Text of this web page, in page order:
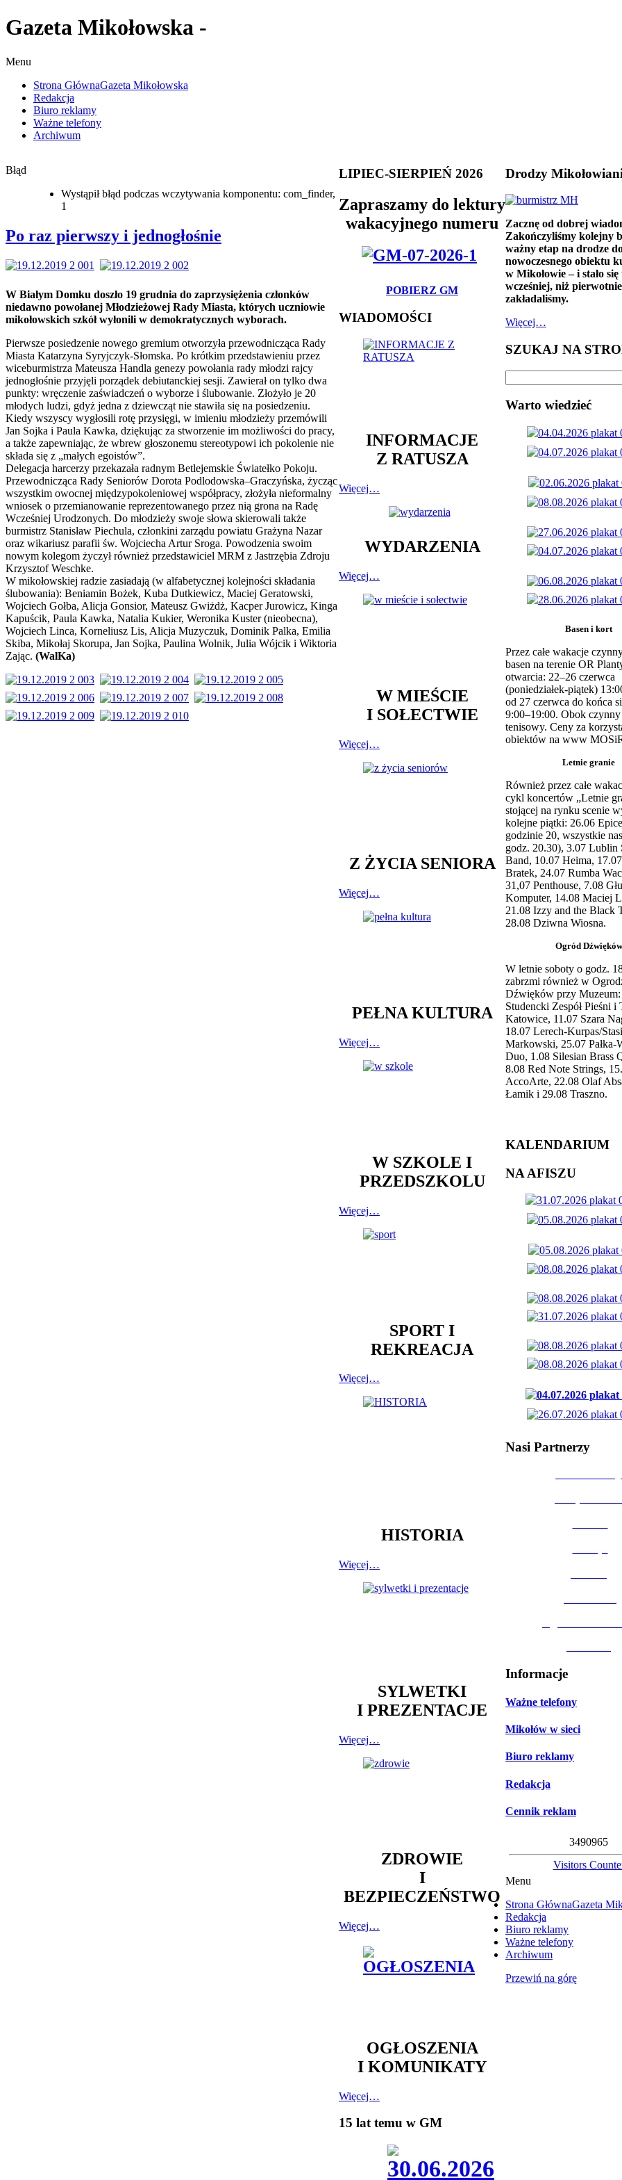
Gazeta Mikołowska -
Menu
Strona GłównaGazeta Mikołowska
Redakcja
Biuro reklamy
Ważne telefony
Archiwum
Błąd
Wystąpił błąd podczas wczytywania komponentu: com_finder,
1
Po raz pierwszy i jednogłośnie
W Białym Domku doszło 19 grudnia do zaprzysiężenia członków
niedawno powołanej Młodzieżowej Rady Miasta, których uczniowie
mikołowskich szkół wyłonili w demokratycznych wyborach.
Pierwsze posiedzenie nowego gremium otworzyła przewodnicząca Rady
Miasta Katarzyna Syryjczyk-Słomska. Po krótkim przedstawieniu przez
wiceburmistrza Mateusza Handla genezy powołania rady młodzi rajcy
jednogłośnie przyjęli porządek debiutanckiej sesji. Zawierał on tylko dwa
punkty: wręczenie zaświadczeń o wyborze i ślubowanie. Złożyło je 20
młodych ludzi, gdyż jedna z dziewcząt nie stawiła się na posiedzeniu.
Kiedy wszyscy wygłosili rotę przysięgi, w imieniu młodzieży przemówili
Jan Sojka i Paula Kawka, dziękując za stworzenie im możliwości do pracy,
a także zapewniając, że wbrew głoszonemu stereotypowi ich pokolenie nie
składa się z „małych egoistów”.
Delegacja harcerzy przekazała radnym Betlejemskie Światełko Pokoju.
Przewodnicząca Rady Seniorów Dorota Podlodowska–Graczyńska, życząc
wszystkim owocnej międzypokoleniowej współpracy, złożyła nieformalny
wniosek o przemianowanie reprezentowanego przez nią grona na Radę
Wcześniej Urodzonych. Do młodzieży swoje słowa skierowali także
burmistrz Stanisław Piechula, członkini zarządu powiatu Grażyna Nazar
oraz wikariusz parafii św. Wojciecha Artur Sroga. Powodzenia swoim
nowym kolegom życzył również przedstawiciel MRM z Jastrzębia Zdroju
Krzysztof Weschke.
W mikołowskiej radzie zasiadają (w alfabetycznej kolejności składania
ślubowania): Beniamin Bożek, Kuba Dutkiewicz, Maciej Geratowski,
Wojciech Gołba, Alicja Gonsior, Mateusz Gwiżdż, Kacper Jurowicz, Kinga
Kapuścik, Paula Kawka, Natalia Kukier, Weronika Kuster (nieobecna),
Wojciech Linca, Korneliusz Lis, Alicja Muzyczuk, Dominik Palka, Emilia
Skiba, Mikołaj Skorupa, Jan Sojka, Paulina Wolnik, Julia Wójcik i Wiktoria
Zając. (WalKa)
LIPIEC-SIERPIEŃ 2026
Zapraszamy do lektury
wakacyjnego numeru
POBIERZ GM
WIADOMOŚCI
INFORMACJE
Z RATUSZA
Więcej…
WYDARZENIA
Więcej…
W MIEŚCIE
I SOŁECTWIE
Więcej…
Z ŻYCIA SENIORA
Więcej…
PEŁNA KULTURA
Więcej…
W SZKOLE I
PRZEDSZKOLU
Więcej…
SPORT I
REKREACJA
Więcej…
HISTORIA
Więcej…
SYLWETKI
I PREZENTACJE
Więcej…
ZDROWIE
I
BEZPIECZEŃSTWO
Więcej…
OGŁOSZENIA
I KOMUNIKATY
Więcej…
15 lat temu w GM
Drodzy
Zacznę od dobrej
Zakończyliśmy kolejny
ważny etap na drodze
nowoczesnego obiektu
w Mikołowie – i stało się
wcześniej, niż pierwotnie
zakładaliśmy.
Więcej…
SZUKAJ NA
Warto wiedzieć
Basen i kort
Przez całe wakacje
basen na terenie OR
otwarcia: 22–26 czerwca
(poniedziałek-piątek)
od 27 czerwca do końca
9:00–19:00. Obok
tenisowy. Ceny za
obiektów na www
Letnie granie
Również przez całe
cykl koncertów „Letnie
stojącej na rynku scenie
kolejne piątki: 26.06
godzinie 20, wszystkie
godz. 20.30), 3.07 Lublin
Band, 10.07 Heima,
Bratek, 24.07 Rumba
31,07 Penthouse, 7.08
Komputer, 14.08 Maciej
21.08 Izzy and the Black
28.08 Dziwna Wiosna.
Ogród Dźwięków
W letnie soboty o godz.
zabrzmi również w
Dźwięków przy
Studencki Zespół Pieśni i
Katowice, 11.07 Szara
18.07 Lerech-Kurpas/
Markowski, 25.07 Pałka-
Duo, 1.08 Silesian Brass
8.08 Red Note Strings,
AccoArte, 22.08 Olaf
Łamik i 29.08 Traszno.
KALENDARIUM
NA AFISZU
Nasi Partnerzy
Informacje
Ważne telefony
Mikołów w sieci
Biuro reklamy
Redakcja
Cennik reklam
3490965
Visitors
Menu
Strona GłównaGazeta
Redakcja
Biuro reklamy
Ważne telefony
Archiwum
Przewiń na górę